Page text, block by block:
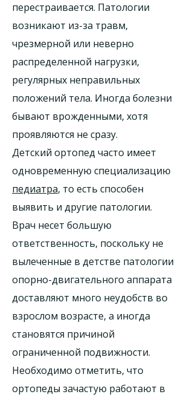
перестраивается. Патологии
возникают из-за травм,
чрезмерной или неверно
распределенной нагрузки,
регулярных неправильных
положений тела. Иногда болезни
бывают врожденными, хотя
проявляются не сразу.
Детский ортопед часто имеет
одновременную специализацию
педиатра, то есть способен
выявить и другие патологии.
Врач несет большую
ответственность, поскольку не
вылеченные в детстве патологии
опорно-двигательного аппарата
доставляют много неудобств во
взрослом возрасте, а иногда
становятся причиной
ограниченной подвижности.
Необходимо отметить, что
ортопеды зачастую работают в